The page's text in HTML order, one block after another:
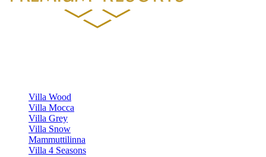
Villa Wood
Villa Mocca
Villa Grey
Villa Snow
Mammuttilinna
Villa 4 Seasons